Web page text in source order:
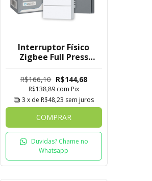
Interruptor Físico
Zigbee Full Press
Botões
R$166,10 R$144,68
R$138,89 com Pix
3 x de R$48,23 sem juros
COMPRAR
Duvidas? Chame no
Whatsapp